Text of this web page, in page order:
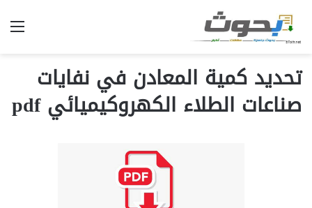
تحديد كمية المعادن في نفايات
صناعات الطلاء الكهروكيميائي pdf